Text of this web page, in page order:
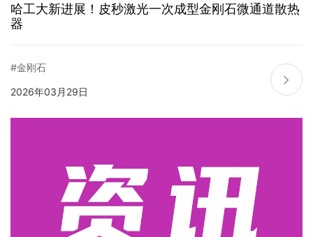
哈工大新进展！皮秒激光一次成型金刚石微通道散热
器
#金刚石
2026年03月29日